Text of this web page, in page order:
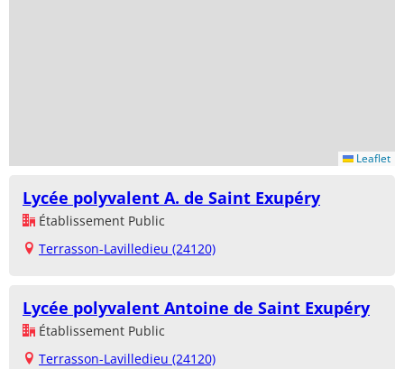
Leaflet
Lycée polyvalent A. de Saint Exupéry
Établissement Public
Terrasson-Lavilledieu (24120)
Lycée polyvalent Antoine de Saint Exupéry
Établissement Public
Terrasson-Lavilledieu (24120)